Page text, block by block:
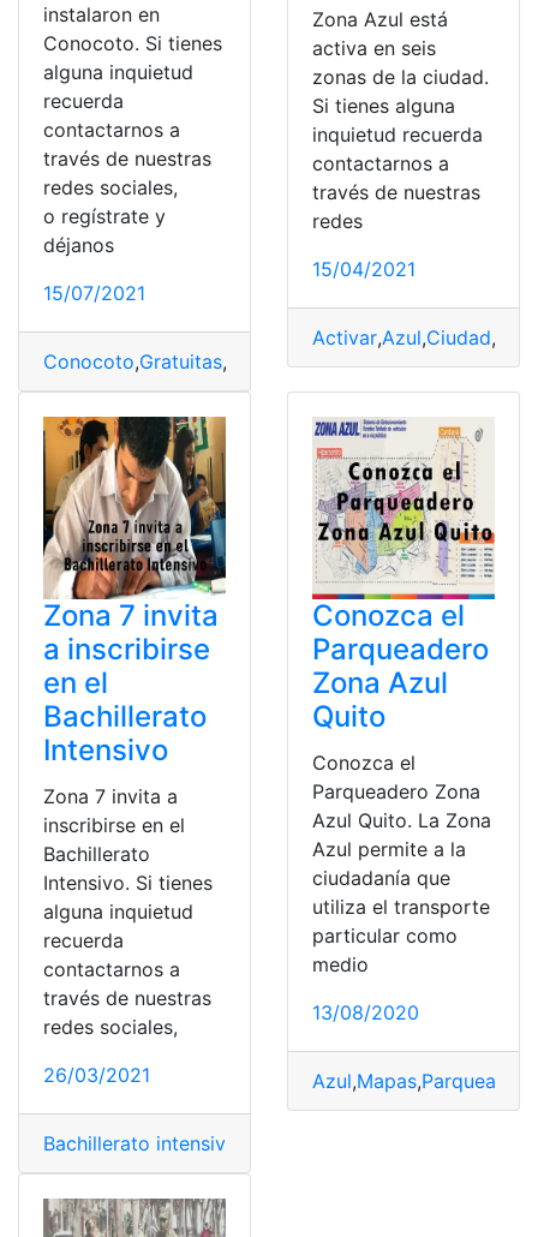
instalaron en
Conocoto. Si tienes
alguna inquietud
recuerda
contactarnos a
través de nuestras
redes sociales,
o regístrate y
déjanos
15/07/2021
Conocoto,Gratuitas, Zonas
Zona Azul está
activa en seis
zonas de la ciudad.
Si tienes alguna
inquietud recuerda
contactarnos a
través de nuestras
redes
15/04/2021
Activar,Azul,Ciudad,
Zona 7 invita
a inscribirse
en el
Bachillerato
Intensivo
Zona 7 invita a
inscribirse en el
Bachillerato
Intensivo. Si tienes
alguna inquietud
recuerda
contactarnos a
través de nuestras
redes sociales,
26/03/2021
Bachillerato intensivo
Conozca el
Parqueadero
Zona Azul
Quito
Conozca el
Parqueadero Zona
Azul Quito. La Zona
Azul permite a la
ciudadanía que
utiliza el transporte
particular como
medio
13/08/2020
Azul,Mapas,Parqueadero